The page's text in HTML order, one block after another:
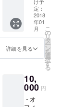
に山梨
県北杜
市に
オープ
ン予定
の宇宙
バーで
使用可
有効期
限は発
行日か
ら1年
定：
2018
年01
月
詳細を見る
こ
の
リ
タ
ー
ン
を
選
択
す
る
10,
000 円
・オ